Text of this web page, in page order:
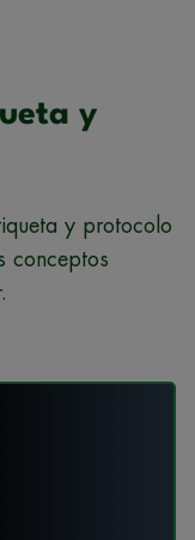
y
y protocolo
conceptos